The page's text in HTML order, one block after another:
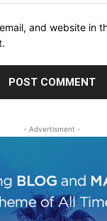
and website in
- Advertisment -